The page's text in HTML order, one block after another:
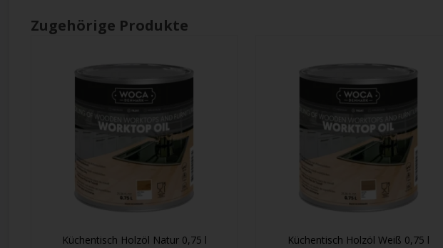
Zugehörige Produkte
Küchentisch Holzöl Natur 0,75 l Küchentisch Holzöl Weiß 0,75 l